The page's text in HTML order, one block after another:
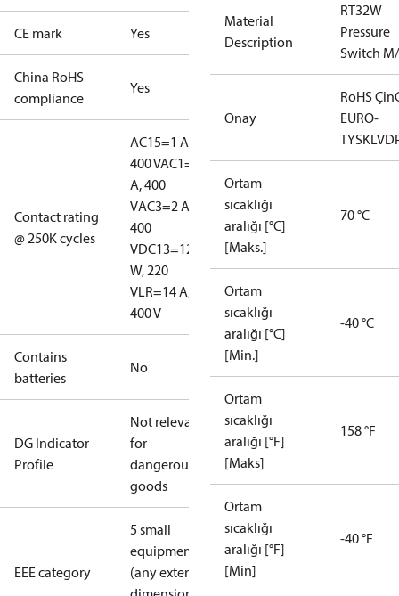
CE mark Yes
China RoHS
compliance
Yes
Contact rating
@ 250K cycles
AC15=1 A,
400 VAC1=10
A, 400
VAC3=2 A,
400
VDC13=12
W, 220
VLR=14 A,
400 V
Contains
batteries
No
DG Indicator
Profile
Not relevant
for
dangerous
goods
EEE category
5 small
equipment
(any external
Material
Description
RT32W
Pressure
Switch
Onay
RoHS Çin
EURO-
TYSKLVD
Ortam
sıcaklığı
aralığı [°C]
[Maks.]
70 °C
Ortam
sıcaklığı
aralığı [°C]
[Min.]
-40 °C
Ortam
sıcaklığı
aralığı [°F]
[Maks]
158 °F
Ortam
sıcaklığı
aralığı [°F]
[Min]
-40 °F